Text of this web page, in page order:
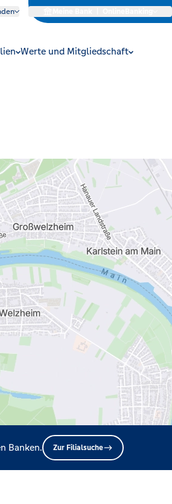
Werte und Mitgliedschaft
Banken. Zur Filialsuche